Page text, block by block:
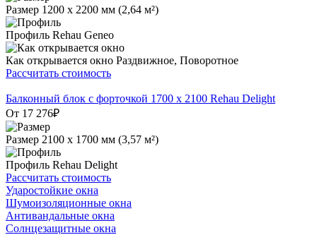
Размер 1200 х 2200 мм (2,64 м²)
Профиль Rehau Geneo
Как открывается окно Раздвижное, Поворотное
Рассчитать стоимость
Балконный блок с форточкой 1700 x 2100 Rehau Delight
От 17 276₽
Размер 2100 х 1700 мм (3,57 м²)
Профиль Rehau Delight
Рассчитать стоимость
Ударостойкие окна
Шумоизоляционные окна
Антивандальные окна
Солнцезащитные окна